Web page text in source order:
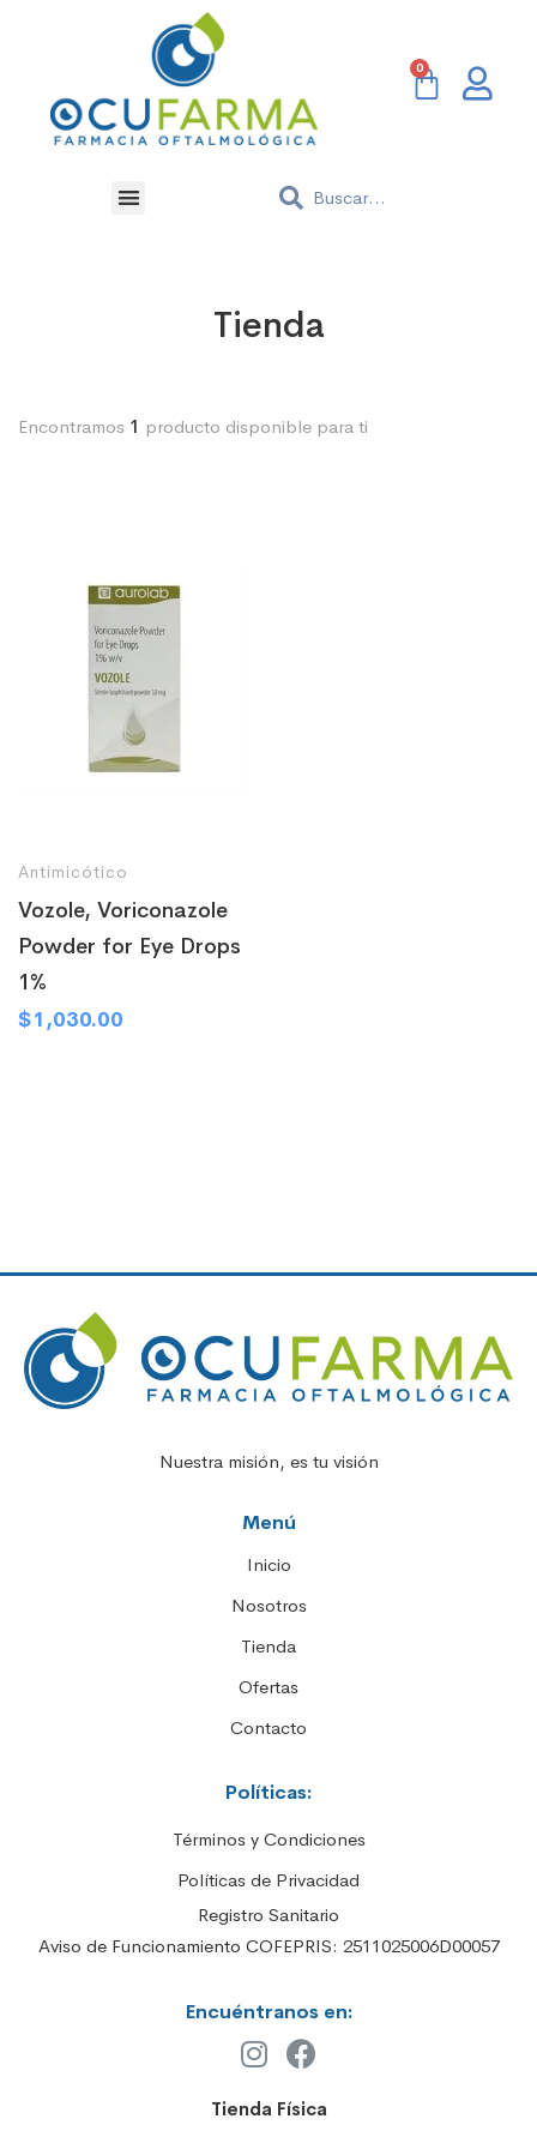
Tienda
Encontramos 1 producto disponible para ti
Antimicótico
Vozole, Voriconazole
Powder for Eye Drops
1%
$1,030.00
Nuestra misión, es tu visión
Menú
Inicio
Nosotros
Tienda
Ofertas
Contacto
Políticas:
Términos y Condiciones
Políticas de Privacidad
Registro Sanitario
Aviso de Funcionamiento COFEPRIS: 2511025006D00057
Encuéntranos en:
Tienda Física